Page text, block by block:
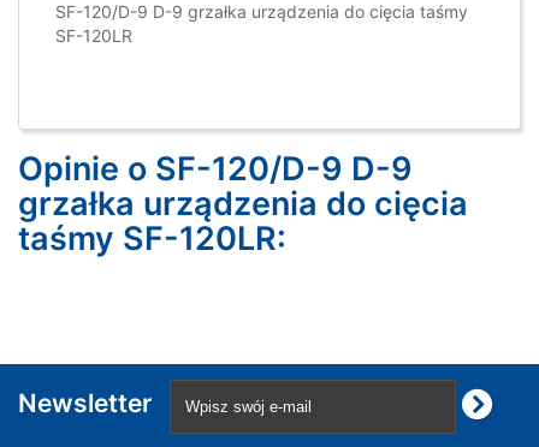
SF-120/D-9 D-9 grzałka urządzenia do cięcia taśmy
SF-120LR
Opinie o SF-120/D-9 D-9
grzałka urządzenia do cięcia
taśmy SF-120LR:
Newsletter